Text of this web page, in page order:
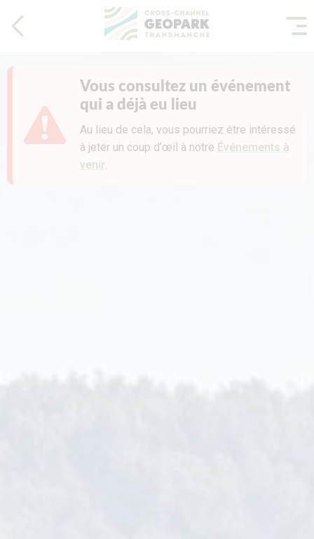
Vous consultez un événement
qui a déjà eu lieu
Au lieu de cela, vous pourriez être intéressé
à jeter un coup d’œil à notre Événements à
venir.